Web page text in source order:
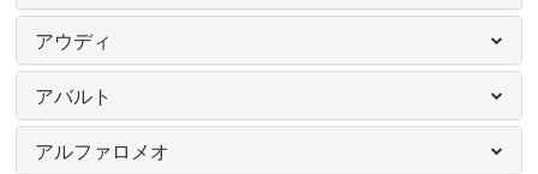
アウディ
アバルト
アルファロメオ